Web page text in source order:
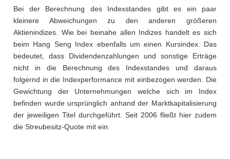
Bei der Berechnung des Indexstandes gibt es ein paar
kleinere Abweichungen zu den anderen größeren
Aktienindizes. Wie bei beinahe allen Indizes handelt es sich
beim Hang Seng Index ebenfalls um einen Kursindex. Das
bedeutet, dass Dividendenzahlungen und sonstige Erträge
nicht in die Berechnung des Indexstandes und daraus
folgernd in die Indexperformance mit einbezogen werden. Die
Gewichtung der Unternehmungen welche sich im Index
befinden wurde ursprünglich anhand der Marktkapitalisierung
der jeweiligen Titel durchgeführt. Seit 2006 fließt hier zudem
die Streubesitz-Quote mit ein.